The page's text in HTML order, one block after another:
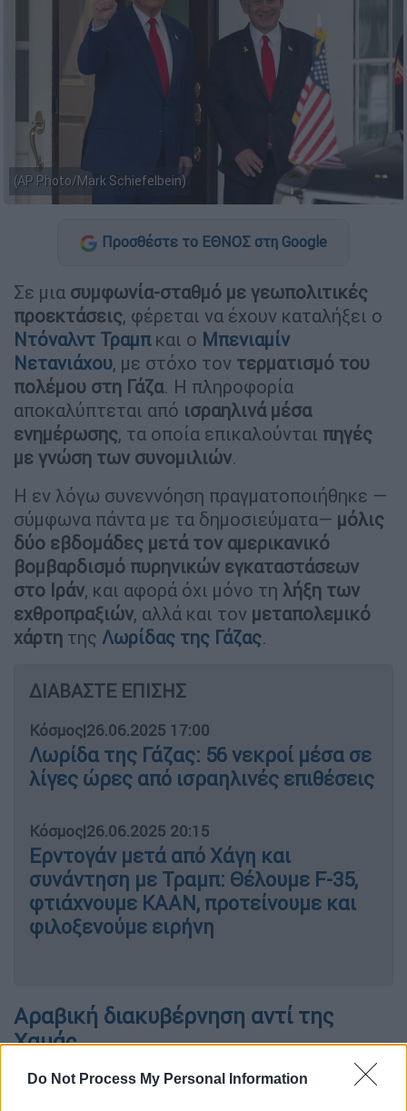
Do Not Process My Personal Information
(AP Photo/Mark Schiefelbein)
Προσθέστε το ΕΘΝΟΣ στη Google
Σε μια συμφωνία-σταθμό με γεωπολιτικές
προεκτάσεις, φέρεται να έχουν καταλήξει ο
Ντόναλντ Τραμπκαι ο Μπενιαμίν
Νετανιάχου, με στόχο τον τερματισμό του
πολέμου στη Γάζα. Η πληροφορία
αποκαλύπτεται από ισραηλινά μέσα
ενημέρωσης, τα οποία επικαλούνται πηγές
με γνώση των συνομιλιών.
Η εν λόγω συνεννόηση πραγματοποιήθηκε —
σύμφωνα πάντα με τα δημοσιεύματα— μόλις
δύο εβδομάδες μετά τον αμερικανικό
βομβαρδισμό πυρηνικών εγκαταστάσεων
στο Ιράν, και αφορά όχι μόνο τη λήξη των
εχθροπραξιών, αλλά και τον μεταπολεμικό
χάρτη της Λωρίδας της Γάζας.
ΔΙΑΒΑΣΤΕ ΕΠΙΣΗΣ
Κόσμος|26.06.2025 17:00
Λωρίδα της Γάζας: 56 νεκροί μέσα σε
λίγες ώρες από ισραηλινές επιθέσεις
Κόσμος|26.06.2025 20:15
Ερντογάν μετά από Χάγη και
συνάντηση με Τραμπ: Θέλουμε F-35,
φτιάχνουμε KAAN, προτείνουμε και
φιλοξενούμε ειρήνη
Αραβική διακυβέρνηση αντί της
Χαμάς
Βάσει της συμφωνίας, η οποία συζητήθηκε